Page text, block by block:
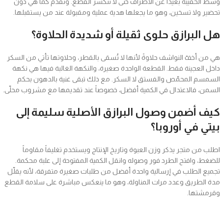
وسط الحقيبة بعيداً عن الأطراف حتى لا تنكسر القطع. وتُقدَّم كما هي دون
تحضير ولا تسخين، وهو ما يجعلها هدية عملية ومقبولة عند من يستقبلها.
هل البرازق حلوى ثقيلة أو شديدة الحلاوة؟
هي من أخفّ النواشف حلاوةً لأنها لا تُسقى بالقطر، وحلاوتها تأتي من السكر
داخل العجينة فقط. القطعة الواحدة صغيرة، والنكهة الغالبة فيها هي نكهة
السمسم المحمّص والفستق لا السكر. مع ذلك تبقى غنية بالدهون بحكم
السمن، فالاعتدال في الكمية أفضل، خصوصاً عند تقديمها مع مشروب محلّى.
كيف أضمن وصول البرازق الأصلية سليمة إلى
بيتي في أوروبا؟
اطلب من متجر يذكر وزن العبوة وتاريخ الإنتاج ويستخدم تغليفاً مقاوماً
للضغط، وافتح الطرد فور وصوله وانقل الكمية المفتوحة إلى علبة محكمة.
تجميع الطلب في إرسالية واحدة أفضل من طلبات صغيرة متفرقة، لأنه يقلّل
مدة الطريق وعدد مرات المناولة، وهو ما ينعكس مباشرة على سلامة القطع
وقرمشتها.